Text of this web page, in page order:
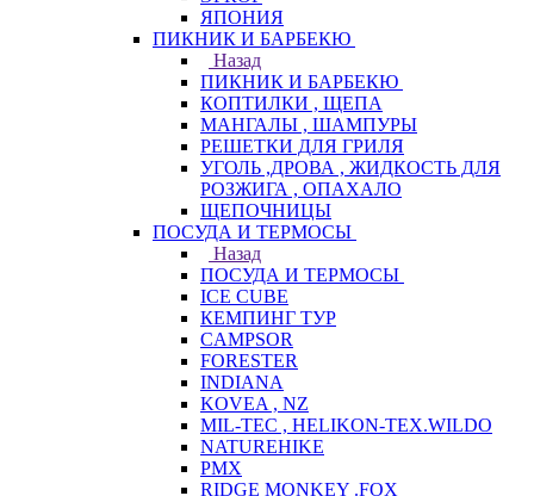
ЯПОНИЯ
ПИКНИК И БАРБЕКЮ
Назад
ПИКНИК И БАРБЕКЮ
КОПТИЛКИ , ЩЕПА
МАНГАЛЫ , ШАМПУРЫ
РЕШЕТКИ ДЛЯ ГРИЛЯ
УГОЛЬ ,ДРОВА , ЖИДКОСТЬ ДЛЯ
РОЗЖИГА , ОПАХАЛО
ЩЕПОЧНИЦЫ
ПОСУДА И ТЕРМОСЫ
Назад
ПОСУДА И ТЕРМОСЫ
ICE CUBE
КЕМПИНГ ТУР
CAMPSOR
FORESTER
INDIANA
KOVEA , NZ
MIL-TEC , HELIKON-TEX.WILDO
NATUREHIKE
PMX
RIDGE MONKEY .FOX